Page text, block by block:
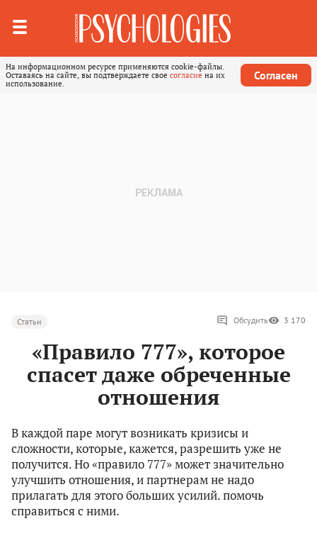
На информационном ресурсе применяются cookie-файлы.
Оставаясь на сайте, вы подтверждаете свое согласие на их
использование.
Согласен
Статьи Обсудить 3 170
«Правило 777», которое
спасет даже обреченные
отношения
В каждой паре могут возникать кризисы и
сложности, которые, кажется, разрешить уже не
получится. Но «правило 777» может значительно
улучшить отношения, и партнерам не надо
прилагать для этого больших усилий. помочь
справиться с ними.